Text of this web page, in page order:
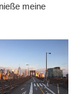
meine